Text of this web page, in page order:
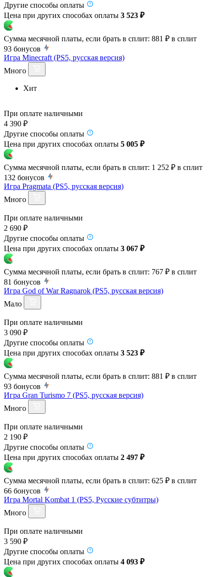
Другие способы оплаты
Цена при других способах оплаты 3 523 ₽
Сумма месячной платы, если брать в сплит: 881 ₽ в сплит
93 бонусов
Игра Minecraft (PS5, русская версия)
Много
Хит
При оплате наличными
4 390 ₽
Другие способы оплаты
Цена при других способах оплаты 5 005 ₽
Сумма месячной платы, если брать в сплит: 1 252 ₽ в сплит
132 бонусов
Игра Pragmata (PS5, русская версия)
Много
При оплате наличными
2 690 ₽
Другие способы оплаты
Цена при других способах оплаты 3 067 ₽
Сумма месячной платы, если брать в сплит: 767 ₽ в сплит
81 бонусов
Игра God of War Ragnarok (PS5, русская версия)
Мало
При оплате наличными
3 090 ₽
Другие способы оплаты
Цена при других способах оплаты 3 523 ₽
Сумма месячной платы, если брать в сплит: 881 ₽ в сплит
93 бонусов
Игра Gran Turismo 7 (PS5, русская версия)
Много
При оплате наличными
2 190 ₽
Другие способы оплаты
Цена при других способах оплаты 2 497 ₽
Сумма месячной платы, если брать в сплит: 625 ₽ в сплит
66 бонусов
Игра Mortal Kombat 1 (PS5, Русские субтитры)
Много
При оплате наличными
3 590 ₽
Другие способы оплаты
Цена при других способах оплаты 4 093 ₽